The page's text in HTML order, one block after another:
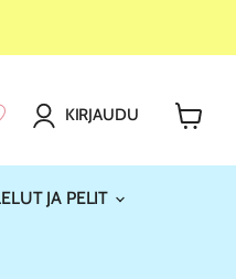
KIRJAUDU
Näytä
JA PELIT